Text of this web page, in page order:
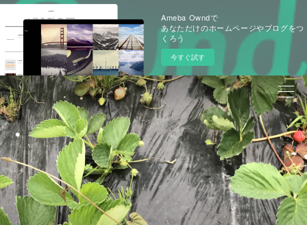
Ameba Owndで
あなただけのホームページやブログをつ
くろう
今すぐ試す